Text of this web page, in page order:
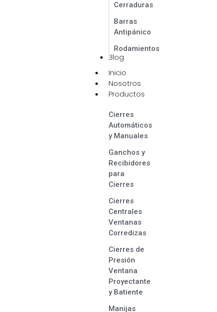
Cerraduras
Barras
Antipánico
Rodamientos
Blog
Inicio
Nosotros
Productos
Cierres
Automáticos
y Manuales
Ganchos y
Recibidores
para
Cierres
Cierres
Centrales
Ventanas
Corredizas
Cierres de
Presión
Ventana
Proyectante
y Batiente
Manijas